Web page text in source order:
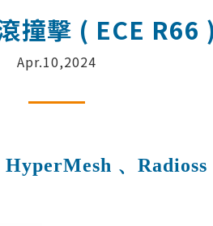
數字
料銷售預測｜RapidMiner
鍵
用AI快速完成重複零件
三大前處理密技公開
，以Chat GPT協同開發)
機器學習演算法及應用
自
撞擊 ( ECE R66 )
Apr.10,2024
HyperMesh 、 Radioss